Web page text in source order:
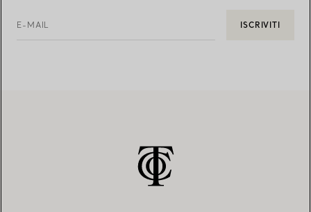
E-MAIL ISCRIVITI